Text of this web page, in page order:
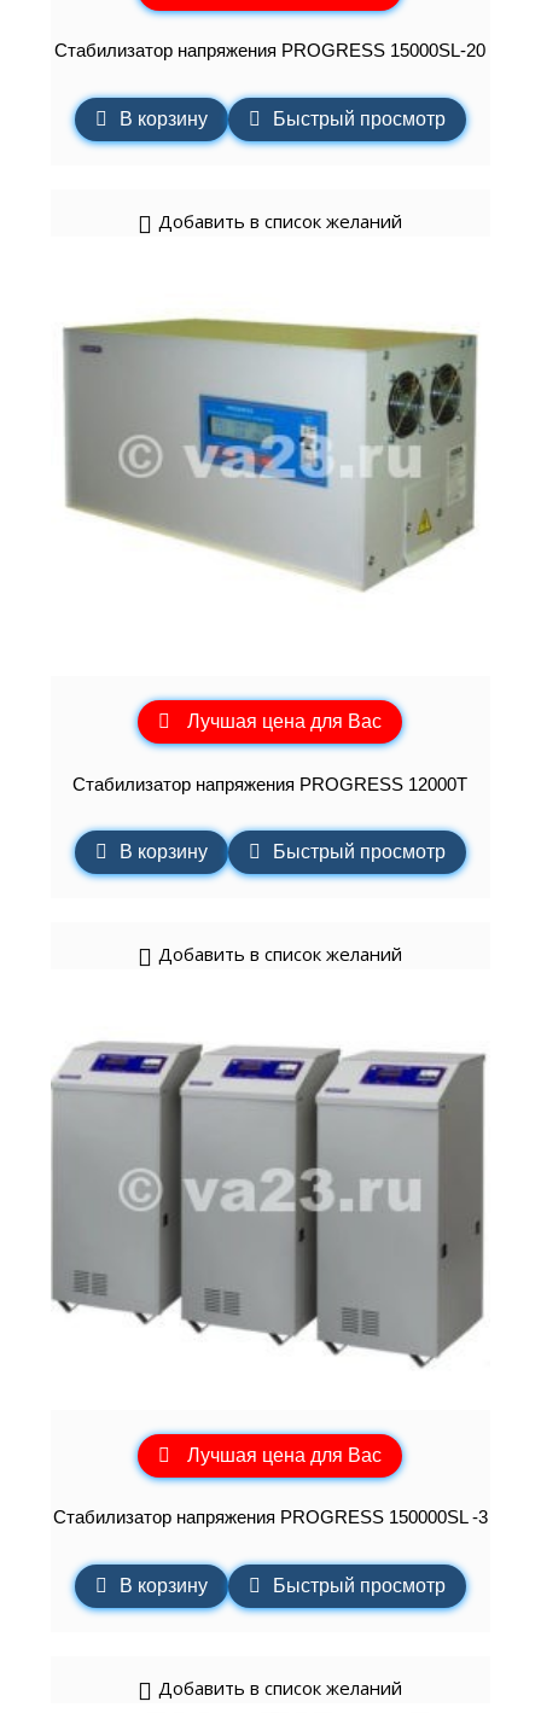
Стабилизатор напряжения PROGRESS 15000SL-20
В корзину Быстрый просмотр
Добавить в список желаний
Лучшая цена для Вас
Стабилизатор напряжения PROGRESS 12000Т
В корзину Быстрый просмотр
Добавить в список желаний
Лучшая цена для Вас
Стабилизатор напряжения PROGRESS 150000SL -3
В корзину Быстрый просмотр
Добавить в список желаний